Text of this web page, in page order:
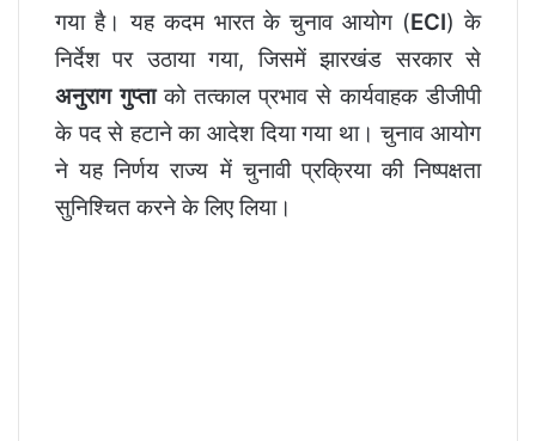
गया है। यह कदम भारत के चुनाव आयोग (ECI) के
निर्देश पर उठाया गया, जिसमें झारखंड सरकार से
अनुराग गुप्ताको तत्काल प्रभाव से कार्यवाहक डीजीपी
के पद से हटाने का आदेश दिया गया था। चुनाव आयोग
ने यह निर्णय राज्य में चुनावी प्रक्रिया की निष्पक्षता
सुनिश्चित करने के लिए लिया।